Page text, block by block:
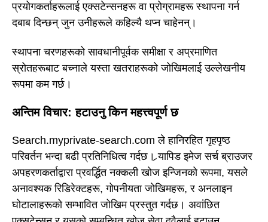
प्रयोगकर्ताहरूलाई एक्सटेन्सनहरू वा प्रोग्रामहरू स्थापना गर्न
दबाब दिन्छन् जुन उनीहरूले कहिल्यै थप्न चाहेनन्।
स्थापना चरणहरूको सावधानीपूर्वक समीक्षा र अप्रमाणित
स्रोतहरूबाट बच्नाले यस्ता खतराहरूको जोखिमलाई उल्लेखनीय
रूपमा कम गर्छ।
अन्तिम विचार: हटाउनु किन महत्त्वपूर्ण छ
Search.myprivate-search.com ले हानिरहित गृहपृष्ठ
परिवर्तन भन्दा बढी प्रतिनिधित्व गर्दछ। र्‍यापिड इमेज सर्च ब्राउजर
अपहरणकर्ताद्वारा प्रवर्द्धित नक्कली खोज इन्जिनको रूपमा, यसले
अनावश्यक रिडिरेक्टहरू, गोपनीयता जोखिमहरू, र अनलाइन
घोटालाहरूको सम्भावित जोखिम प्रस्तुत गर्दछ। अवांछित